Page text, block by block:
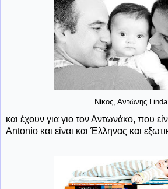
Νίκος, Αντώνης Linda
και έχουν για γιο τον Αντωνάκο, που
Antonio και είναι και Έλληνας και